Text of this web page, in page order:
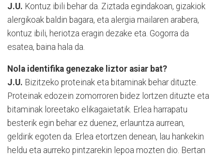
J.U. Kontuz ibili behar da. Ziztada egindakoan, gizakiok
alergikoak baldin bagara, eta alergia mailaren arabera,
kontuz ibili, heriotza eragin dezake eta. Gogorra da
esatea, baina hala da.
Nola identifika genezake liztor asiar bat?
J.U. Bizitzeko proteinak eta bitaminak behar dituzte.
Proteinak edozein zomorroren bidez lortzen dituzte eta
bitaminak loreetako elikagaietatik. Erlea harrapatu
besterik egin behar ez duenez, erlauntza aurrean,
geldirik egoten da. Erlea etortzen denean, lau hankekin
heldu eta aurreko pintzarekin lepoa mozten dio. Bertan